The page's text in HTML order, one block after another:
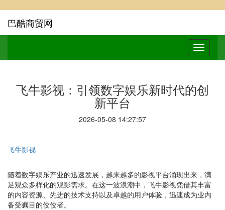
巴酷商贸网
飞牛影视：引领数字娱乐新时代的创
新平台
2026-05-08 14:27:57
飞牛影视
随着数字娱乐产业的迅速发展，越来越多的影视平台涌现出来，满
足观众多样化的观影需求。在这一波浪潮中，飞牛影视凭借其丰富
的内容资源、先进的技术支持以及卓越的用户体验，迅速成为业内
备受瞩目的佼佼者。